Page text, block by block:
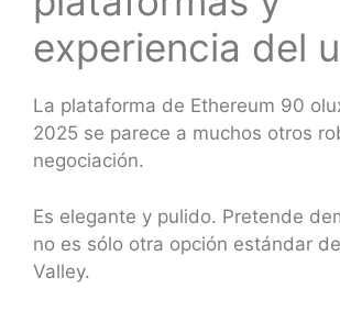
experiencia del
La plataforma de Ethereum 90
2025 se parece a muchos otros
negociación.
Es elegante y pulido. Pretende
no es sólo otra opción estándar
Valley.